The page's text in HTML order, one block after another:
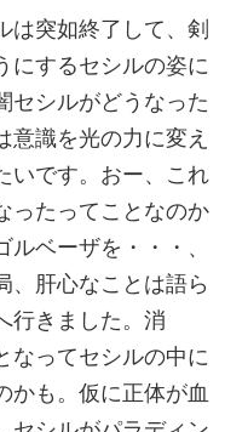
は突如終了して、剣
にするセシルの姿に
セシルがどうなった
意識を光の力に変え
いです。おー、これ
ったってことなのか
ベーザを・・・、
、肝心なことは語ら
行きました。消
なってセシルの中に
かも。仮に正体が血